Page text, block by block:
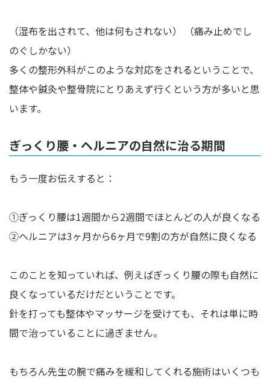
（湿布を出されて、他は何もされない） （痛み止めでし
のぐしかない）
多くの整形外科がこのような対応をされるということで、
整体や鍼灸や整骨院にとりあえず行くという方が多いと思
います。
ぎっくり腰・ヘルニアの自然に治る期間
もう一度お伝えすると：
①ぎっくり腰は1週間から2週間でほとんどの人が良くなる
②ヘルニアは3ヶ月から6ヶ月で9割の方が自然に良くなる
このことを知っていれば、例えばぎっくり腰の際も自然に
良くなっているだけだということです。
針を打っても整体やマッサージを受けても、それは単に時
間で治っていることに過ぎません。
もちろん先生の腕で痛みを緩和してくれる施術はいくつも